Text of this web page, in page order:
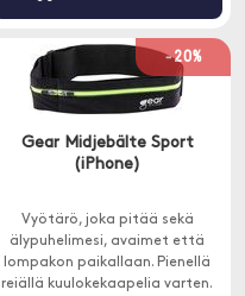
-20%
Gear Midjebälte Sport
(iPhone)
Vyötärö, joka pitää sekä
älypuhelimesi, avaimet että
lompakon paikallaan. Pienellä
reiällä kuulokekaapelia varten.